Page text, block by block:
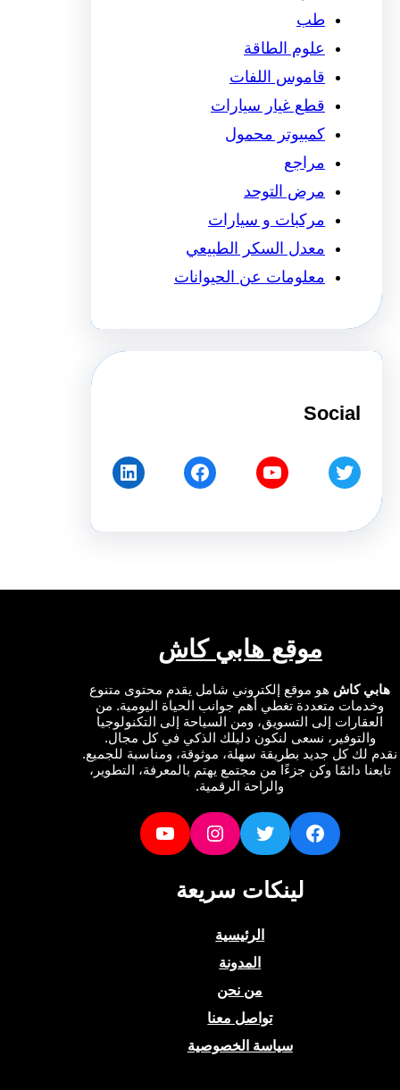
طب
علوم الطاقة
قاموس اللفات
قطع غيار سيارات
كمبيوتر محمول
مراجع
مرض التوحد
مركبات و سيارات
معدل السكر الطبيعي
معلومات عن الحيوانات
Social
موقع هابي كاش
كاشهو موقع إلكتروني شامل يقدم محتوى متنوع
متعددة تغطي أهم جوانب الحياة اليومية. من
إلى التسويق، ومن السياحة إلى التكنولوجيا
نسعى لنكون دليلك الذكي في كل مجال.
لك كل جديد بطريقة سهلة، موثوقة، ومناسبة للجميع.
دائمًا وكن جزءًا من مجتمع يهتم بالمعرفة، التطوير،
والراحة الرقمية.
Instagram
YouTube
لينكات سريعة
الرئيسية
المدونة
من نحن
تواصل معنا
سياسة الخصوصية